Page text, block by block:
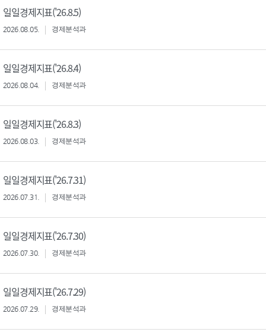
일일경제지표('26.8.5)
2026.08.05. 경제분석과
일일경제지표('26.8.4)
2026.08.04. 경제분석과
일일경제지표('26.8.3)
2026.08.03. 경제분석과
일일경제지표('26.7.31)
2026.07.31. 경제분석과
일일경제지표('26.7.30)
2026.07.30. 경제분석과
일일경제지표('26.7.29)
2026.07.29. 경제분석과